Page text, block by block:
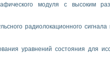
Петля гистерезиса» с
RS232 и GPIB / имитатор
асинхронных двигателей при пуске
модуля с высоким
радиолокационного
уравнений состояния для